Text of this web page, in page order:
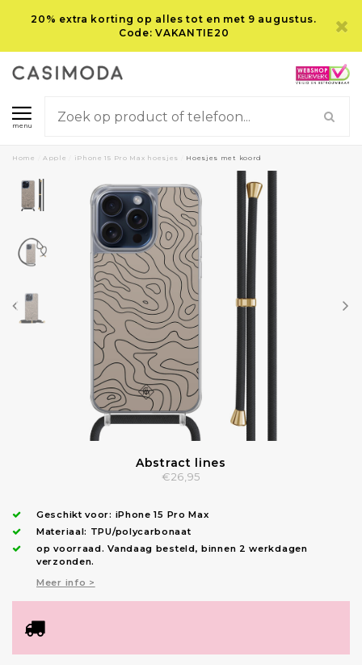
20% extra korting op alles tot en met 9 augustus.
Code: VAKANTIE20
menu
Home Apple iPhone 15 Pro Max hoesjes Hoesjes met koord
Abstract lines
€26,95
Geschikt voor: iPhone 15 Pro Max
Materiaal: TPU/polycarbonaat
op voorraad.Vandaag besteld, binnen 2 werkdagen
verzonden.
Meer info >